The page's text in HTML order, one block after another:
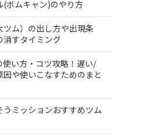
(ボムキャン)のやり方
ツム）の出し方や出現条
消すタイミング
使い方・コツ攻略！遅い/
因や使いこなすためのまと
うミッションおすすめツム